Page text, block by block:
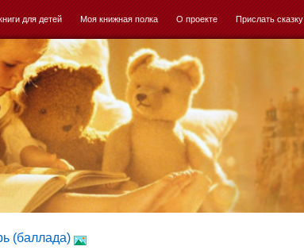
для детей Моя книжная полка О проекте Прислать сказку
(баллада)